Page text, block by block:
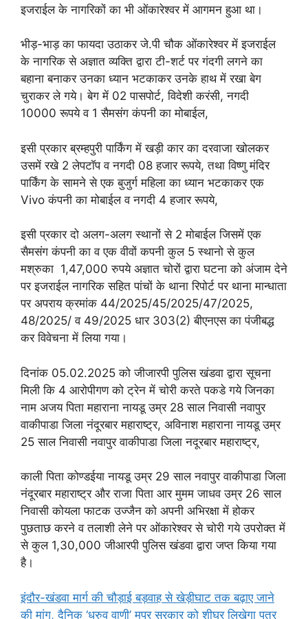
इजराईल के नागरिकों का भी ओंकारेश्वर में आगमन हुआ था।
भीड़-भाड़ का फायदा उठाकर जे.पी चौक ओंकारेश्वर में इजराईल
के नागरिक से अज्ञात व्यक्ति द्वारा टी-शर्ट पर गंदगी लगने का
बहाना बनाकर उनका ध्यान भटकाकर उनके हाथ में रखा बेग
चुराकर ले गये। बेग में 02 पासपोर्ट, विदेशी करंसी, नगदी
10000 रूपये व 1 सैमसंग कंपनी का मोबाईल,
इसी प्रकार ब्रम्हपुरी पार्किंग में खड़ी कार का दरवाजा खोलकर
उसमें रखे 2 लेपटॉप व नगदी 08 हजार रूपये, तथा विष्णु मंदिर
पार्किंग के सामने से एक बुजुर्ग महिला का ध्यान भटकाकर एक
Vivo कंपनी का मोबाईल व नगदी 4 हजार रूपये,
इसी प्रकार दो अलग-अलग स्थानों से 2 मोबाईल जिसमें एक
सैमसंग कंपनी का व एक वीवों कपनी कुल 5 स्थानो से कुल
मश्रुका 1,47,000 रुपये अज्ञात चोरों द्वारा घटना को अंजाम देने
पर इजराईल नागरिक सहित पांचों के थाना रिपोर्ट पर थाना मान्धाता
पर अपराय क्रमांक 44/2025/45/2025/47/2025,
48/2025/ व 49/2025 धार 303(2) बीएनएस का पंजीबद्ध
कर विवेचना में लिया गया।
दिनांक 05.02.2025 को जीजारपी पुलिस खंडवा द्वारा सूचना
मिली कि 4 आरोपीगण को ट्रेन में चोरी करते पकडे गये जिनका
नाम अजय पिता महाराना नायडू उम्र 28 साल निवासी नवापुर
वाकीपाडा जिला नंदूरबार महाराष्ट्र, अविनाश महाराना नायडू उम्र
25 साल निवासी नवापुर वाकीपाडा जिला नदूरबार महाराष्ट्र,
काली पिता कोण्डईया नायडू उम्र 29 साल नवापुर वाकीपाडा जिला
नंदूरबार महाराष्ट्र और राजा पिता आर मुमम जाधव उम्र 26 साल
निवासी कोयला फाटक उज्जैन को अपनी अभिरक्षा में होकर
पुछताछ करने व तलाशी लेने पर ओंकारेश्वर से चोरी गये उपरोक्त में
से कुल 1,30,000 जीआरपी पुलिस खंडवा द्वारा जप्त किया गया
है।
इंदौर-खंडवा मार्ग की चौड़ाई बड़वाह से खेड़ीघाट तक बढ़ाए जाने
की मांग, दैनिक ‘ध्रुव वाणी’ मप्र सरकार को शीघ्र लिखेगा पत्र